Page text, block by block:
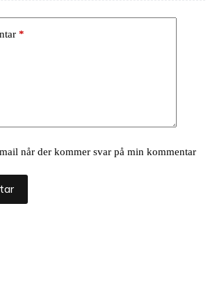
*
når der kommer svar på min kommentar